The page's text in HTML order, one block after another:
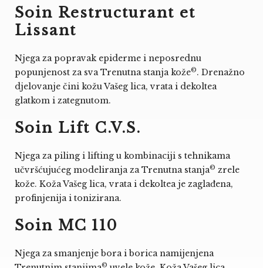
Soin Restructurant et
Lissant
Njega za popravak epiderme i neposrednu
popunjenost za sva Trenutna stanja kože©. Drenažno
djelovanje čini kožu Vašeg lica, vrata i dekoltea
glatkom i zategnutom.
Soin Lift C.V.S.
Njega za piling i lifting u kombinaciji s tehnikama
učvršćujućeg modeliranja za Trenutna stanja© zrele
kože. Koža Vašeg lica, vrata i dekoltea je zaglađena,
profinjenija i tonizirana.
Soin MC 110
Njega za smanjenje bora i borica namijenjena
©